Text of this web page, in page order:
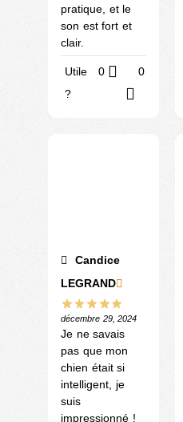
pratique, et le
son est fort et
clair.
Utile
?
0 0
Candice
LEGRAND
décembre 29, 2024
Je ne savais
pas que mon
chien était si
intelligent, je
suis
impressionné !